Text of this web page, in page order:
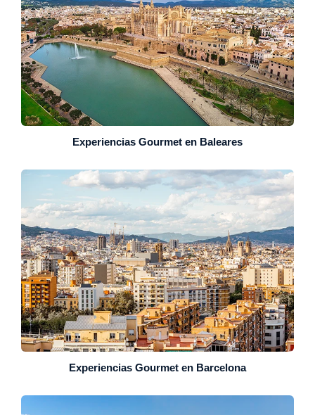
Experiencias Gourmet en Baleares
Experiencias Gourmet en Barcelona